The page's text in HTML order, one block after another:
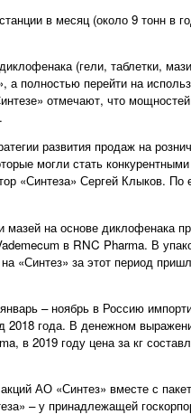
в месяц (около 9 тонн в
(гели, таблетки,
а полностью перейти на
отмечают, что
развития продаж на
могли стать
«Синтеза» Сергей Клыков. По
мазей на основе диклофенака
в RNC Pharma. В
«Синтез» за этот период
– ноябрь в Россию
года. В денежном
в 2019 году цена за кг
АО «Синтез» вместе с
– у принадлежащей